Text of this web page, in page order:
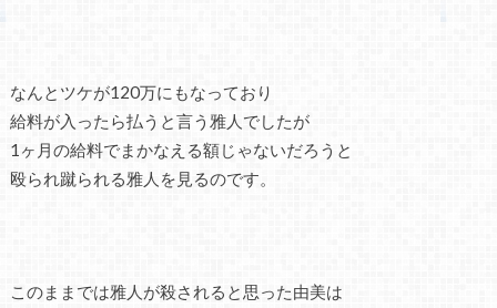
なんとツケが120万にもなっており
給料が入ったら払うと言う雅人でしたが
1ヶ月の給料でまかなえる額じゃないだろうと
殴られ蹴られる雅人を見るのです。
このままでは雅人が殺されると思った由美は